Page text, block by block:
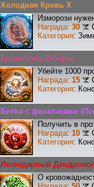
Холодная Кровь X
Изморози
Награда: 30
Категория:
Бронебоец Ветеран
Убейте 1000
Награда: 15
Категория:
Битва с фанатиками
Получить в
Награда: 10
Категория:
Легендарный Дендролог
О